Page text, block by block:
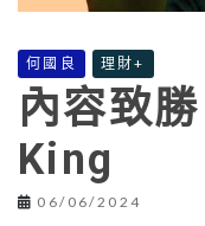
何國良 理財+
內容致
King
06/06/2024